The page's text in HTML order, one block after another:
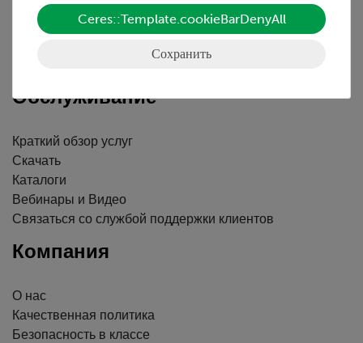
Контактное лицо
Условия сотрудничества
Обслуживание
Краткий обзор услуг
Скачать
Каталоги
Вебинары и Видео
Связаться со службой поддержки клиентов
Компания
О нас
Качественная политика
Безопасность в классе
Ceres::Template.cookieBarDenyAll
Сохранить